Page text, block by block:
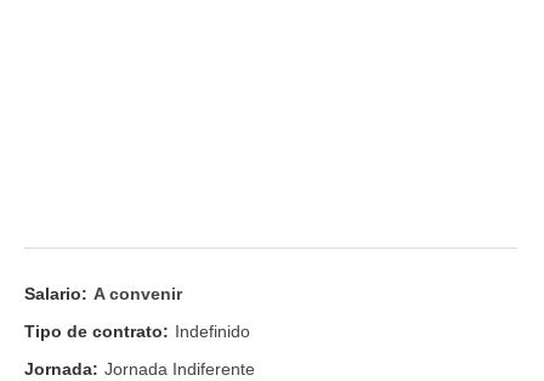
Salario: A convenir
Tipo de contrato: Indefinido
Jornada: Jornada Indiferente